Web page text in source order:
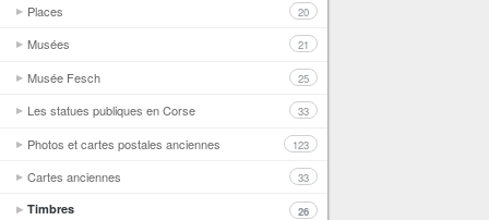
Places 20
Musées 21
Musée Fesch 25
Les statues publiques en Corse 33
Photos et cartes postales anciennes 123
Cartes anciennes 33
Timbres 26